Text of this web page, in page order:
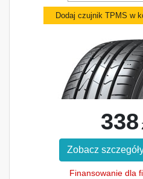
Dodaj czujnik TPMS w
338
Zobacz
Finansowanie dla